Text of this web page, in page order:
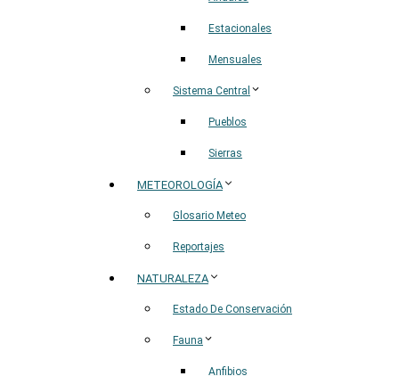
Estacionales
Mensuales
Sistema Central
Pueblos
Sierras
METEOROLOGÍA
Glosario Meteo
Reportajes
NATURALEZA
Estado De Conservación
Fauna
Anfibios